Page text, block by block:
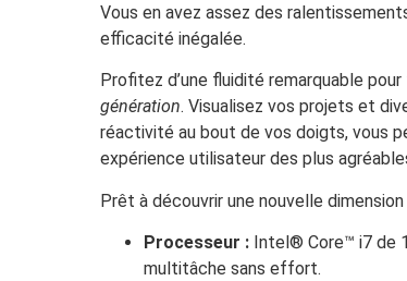
Vous en avez assez des
efficacité inégalée.
Profitez d’une fluidité remarquable
génération. Visualisez vos projets et
réactivité au bout de vos doigts, vous
expérience utilisateur des plus
Prêt à découvrir une nouvelle
Processeur : Intel® Core™ i7 de
multitâche sans effort.